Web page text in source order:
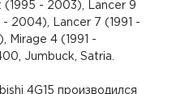
(1995 - 2003), Lancer 9
2004), Lancer 7 (1991 -
Mirage 4 (1991 -
Jumbuck, Satria.
4G15 производился